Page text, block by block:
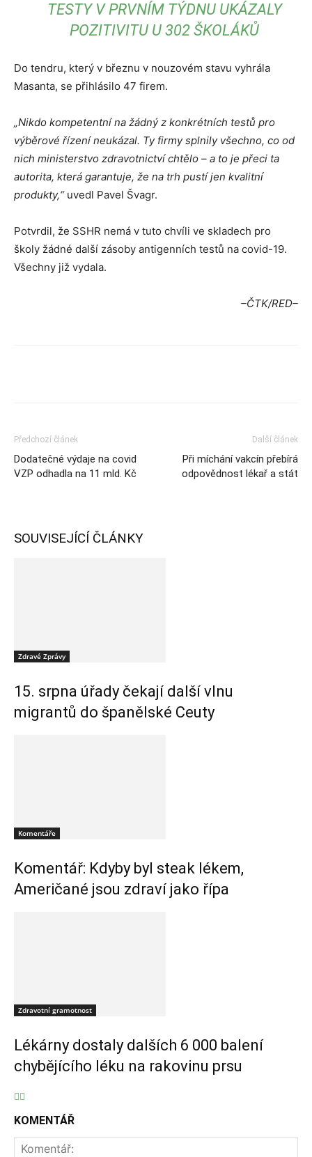
TESTY V PRVNÍM TÝDNU UKÁZALY
POZITIVITU U 302 ŠKOLÁKŮ
Do tendru, který v březnu v nouzovém stavu vyhrála
Masanta, se přihlásilo 47 firem.
„Nikdo kompetentní na žádný z konkrétních testů pro
výběrové řízení neukázal. Ty firmy splnily všechno, co od
nich ministerstvo zdravotnictví chtělo – a to je přeci ta
autorita, která garantuje, že na trh pustí jen kvalitní
produkty,“uvedl Pavel Švagr.
Potvrdil, že SSHR nemá v tuto chvíli ve skladech pro
školy žádné další zásoby antigenních testů na covid-19.
Všechny již vydala.
–ČTK/RED–
Předchozí článek
Dodatečné výdaje na covid
VZP odhadla na 11 mld. Kč
Další článek
Při míchání vakcín přebírá
odpovědnost lékař a stát
SOUVISEJÍCÍ ČLÁNKY
Zdravé Zprávy
15. srpna úřady čekají další vlnu
migrantů do španělské Ceuty
Komentáře
Komentář: Kdyby byl steak lékem,
Američané jsou zdraví jako řípa
Zdravotní gramotnost
Lékárny dostaly dalších 6 000 balení
chybějícího léku na rakovinu prsu
KOMENTÁŘ